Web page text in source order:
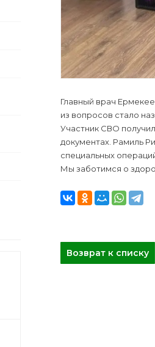
Главный врач
из вопросов стало
Участник СВО
документах. Рамиль
специальных
Мы заботимся о
Возврат к списку